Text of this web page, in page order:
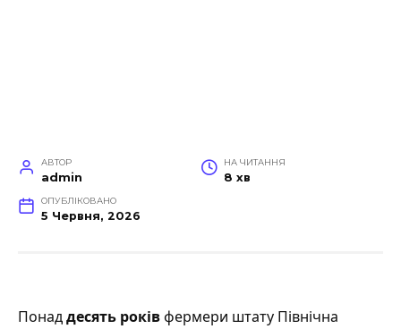
АВТОР
admin
НА ЧИТАННЯ
8 хв
ОПУБЛІКОВАНО
5 Червня, 2026
Понаддесять роківфермери штату Північна